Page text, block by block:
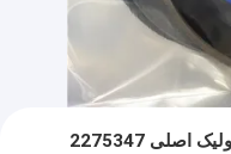
کیت های مهر و موم سلندر های هیدرولیک اصلی 2275347